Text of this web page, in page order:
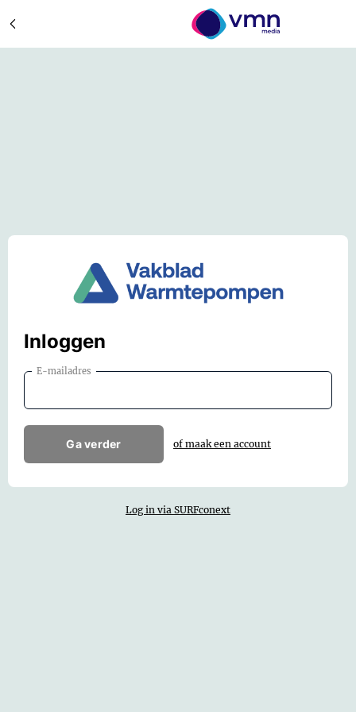
Inloggen
E-mailadres
Ga verder of maak een account
Log in via SURFconext